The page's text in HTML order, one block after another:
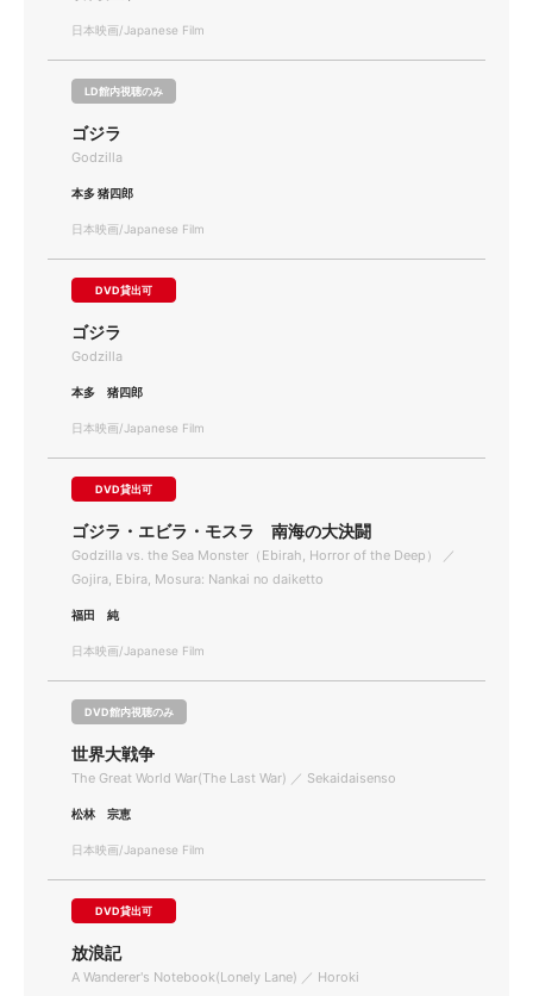
日本映画/Japanese Film
LD館内視聴のみ
ゴジラ
Godzilla
本多 猪四郎
日本映画/Japanese Film
DVD貸出可
ゴジラ
Godzilla
本多 猪四郎
日本映画/Japanese Film
DVD貸出可
ゴジラ・エビラ・モスラ 南海の大決闘
Godzilla vs. the Sea Monster（Ebirah, Horror of the Deep） ／
Gojira, Ebira, Mosura: Nankai no daiketto
福田 純
日本映画/Japanese Film
DVD館内視聴のみ
世界大戦争
The Great World War(The Last War) ／ Sekaidaisenso
松林 宗恵
日本映画/Japanese Film
DVD貸出可
放浪記
A Wanderer's Notebook(Lonely Lane) ／ Horoki